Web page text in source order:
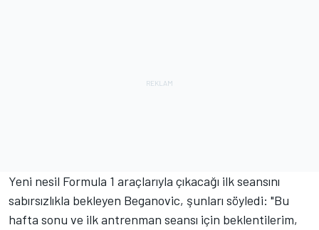
Yeni nesil Formula 1 araçlarıyla çıkacağı ilk seansını
sabırsızlıkla bekleyen Beganovic, şunları söyledi: "Bu
hafta sonu ve ilk antrenman seansı için beklentilerim,